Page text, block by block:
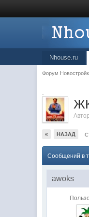
Nhouse.ru
Форум
.
« НАЗАД
Сообщений в
awoks